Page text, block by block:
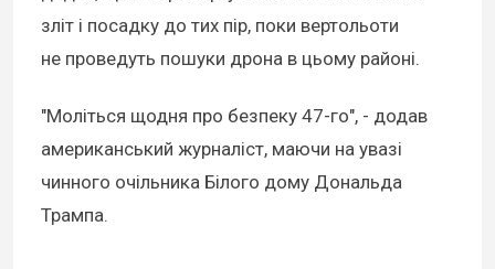
зліт і посадку до тих пір, поки вертольоти
не проведуть пошуки дрона в цьому районі.
"Моліться щодня про безпеку 47-го", - додав
американський журналіст, маючи на увазі
чинного очільника Білого дому Дональда
Трампа.